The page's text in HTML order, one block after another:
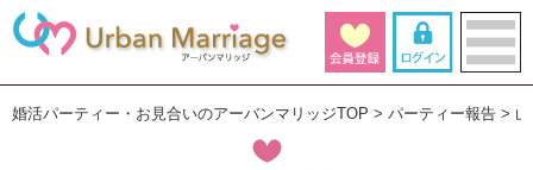
婚活パーティー・お見合いのアーバンマリッジTOP パーティー報告